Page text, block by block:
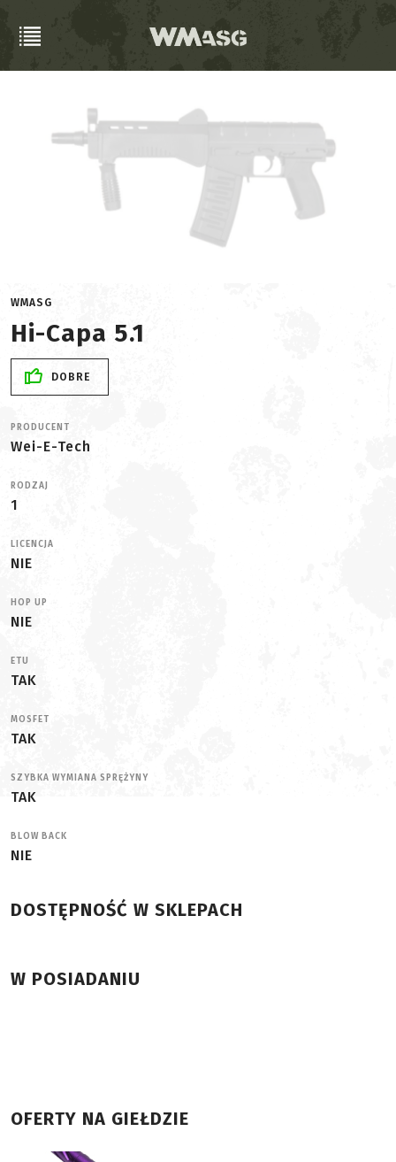
WMASG
Hi-Capa 5.1
DOBRE
PRODUCENT
Wei-E-Tech
RODZAJ
1
LICENCJA
NIE
HOP UP
NIE
ETU
TAK
MOSFET
TAK
SZYBKA WYMIANA SPRĘŻYNY
TAK
BLOW BACK
NIE
DOSTĘPNOŚĆ W SKLEPACH
W POSIADANIU
OFERTY NA GIEŁDZIE